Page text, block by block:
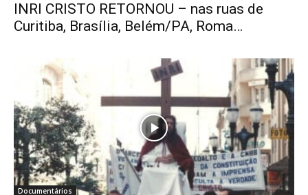
INRI CRISTO RETORNOU – nas ruas de
Curitiba, Brasília, Belém/PA, Roma…
Documentários